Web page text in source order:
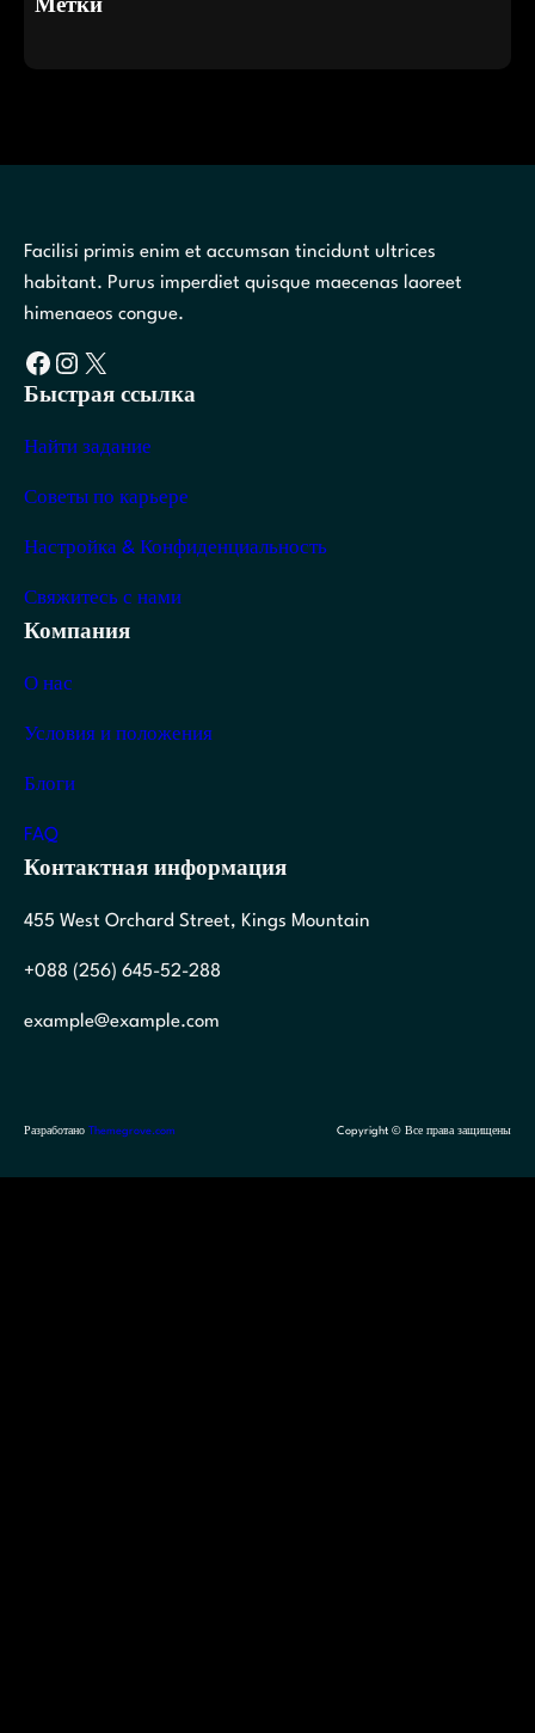
Метки
Facilisi primis enim et accumsan tincidunt ultrices
habitant. Purus imperdiet quisque maecenas laoreet
himenaeos congue.
Facebook Instagram X
Быстрая ссылка
Найти задание
Советы по карьере
Настройка & Конфиденциальность
Свяжитесь с нами
Компания
О нас
Условия и положения
Блоги
FAQ
Контактная информация
455 West Orchard Street, Kings Mountain
+088 (256) 645-52-288
example@example.com
Разработано Themegrove.com Copyright © Все права защищены